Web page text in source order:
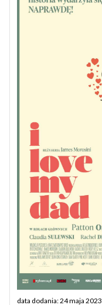
data dodania: 24 maja 2023